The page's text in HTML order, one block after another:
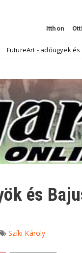
Itthon
adóügyek és könyvelés
és
Szíki Károly